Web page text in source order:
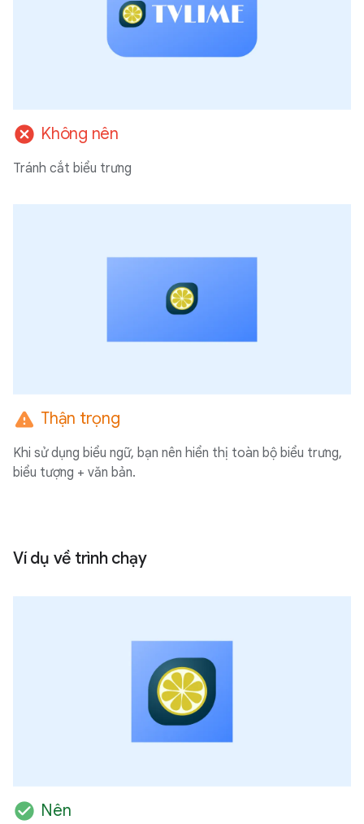
cancel Không nên
Tránh cắt biểu trưng
warning Thận trọng
Khi sử dụng biểu ngữ, bạn nên hiển thị toàn bộ biểu trưng,
biểu tượng + văn bản.
Ví dụ về trình chạy
check_circle Nên